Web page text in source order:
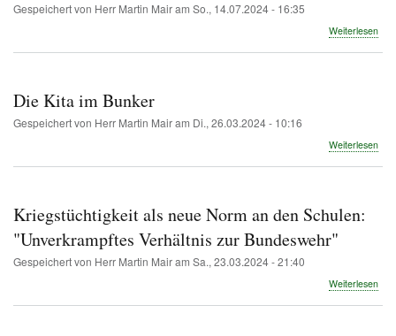
Gespeichert von Herr Martin Mairam So., 14.07.2024 - 16:35
Weiterlesen
sind
Die Kita im Bunker
Gespeichert von Herr Martin Mairam Di., 26.03.2024 - 10:16
Weiterlesen
Kriegstüchtigkeit als neue Norm an den Schulen:
"Unverkrampftes Verhältnis zur Bundeswehr"
Gespeichert von Herr Martin Mairam Sa., 23.03.2024 - 21:40
Weiterlesen